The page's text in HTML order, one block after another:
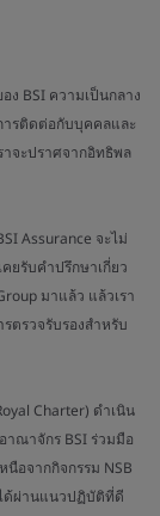
BSI ความเป็นกลาง
ารติดต่อกับบุคคลและ
จะปราศจากอิทธิพล
Assurance จะไม่
ยรับคำปรึกษาเกี่ยว
มาแล้ว แล้วเรา
ตรวจรับรองสำหรับ
Charter) ดำเนิน
าณาจักร BSI ร่วมมือ
อจากกิจกรรม NSB
ด้ผ่านแนวปฏิบัติที่ดี